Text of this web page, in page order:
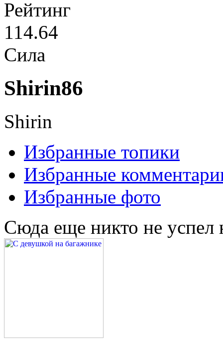
Рейтинг
114.64
Сила
Shirin86
Shirin
Избранные топики
Избранные
Избранные фото
Сюда еще никто не успел